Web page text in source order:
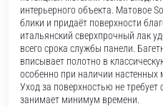
интерьерного объекта. Матовое
блики и придаёт поверхности
итальянский сверхпрочный лак
всего срока службы панели.
вписывает полотно в
особенно при наличии настенных
Уход за поверхностью не требует
занимает минимум времени.